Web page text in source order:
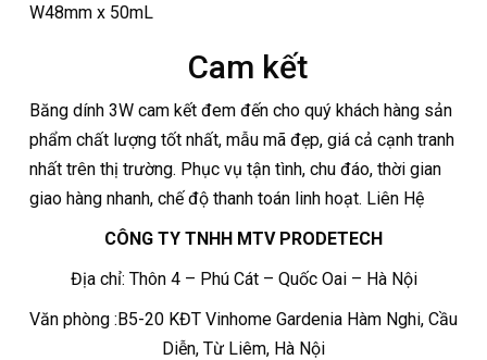
W48mm x 50mL
Cam kết
Băng dính 3W cam kết đem đến cho quý khách hàng sản
phẩm chất lượng tốt nhất, mẫu mã đẹp, giá cả cạnh tranh
nhất trên thị trường. Phục vụ tận tình, chu đáo, thời gian
giao hàng nhanh, chế độ thanh toán linh hoạt. Liên Hệ
CÔNG TY TNHH MTV PRODETECH
Địa chỉ: Thôn 4 – Phú Cát – Quốc Oai – Hà Nội
Văn phòng :B5-20 KĐT Vinhome Gardenia Hàm Nghi, Cầu
Diễn, Từ Liêm, Hà Nội